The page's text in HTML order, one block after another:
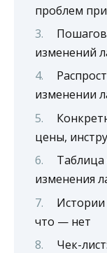
проблем
изменений
изменении
цены,
изменения
Истории
что — нет
Чек-